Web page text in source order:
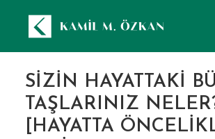
SIZIN HAYATTAKI
TAŞLARINIZ
[HAYATTA